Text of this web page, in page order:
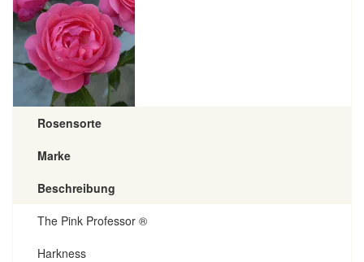
Rosensorte
Marke
Beschreibung
The Pink Professor ®
Harkness